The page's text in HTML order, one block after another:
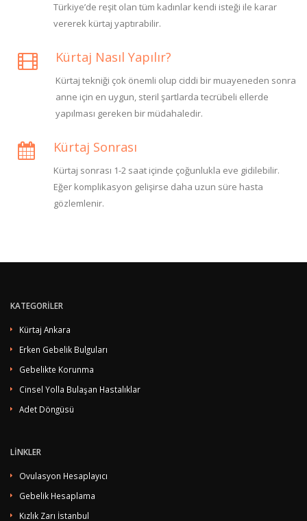
Türkiye’de reşit olan tüm kadınlar kendi isteği ile karar
vererek kürtaj yaptırabilir.
Kürtaj Nasıl Yapılır?
Kürtaj tekniği çok önemli olup ciddi bir muayeneden sonra
anne için en uygun, steril şartlarda tecrübeli ellerde
yapılması gereken bir müdahaledir.
Kürtaj Sonrası
Kürtaj sonrası 1-2 saat içinde çoğunlukla eve gidilebilir.
Eğer komplikasyon gelişirse daha uzun süre hasta
gözlemlenir.
KATEGORİLER
Kürtaj Ankara
Erken Gebelik Bulguları
Gebelikte Korunma
Cinsel Yolla Bulaşan Hastalıklar
Adet Döngüsü
LİNKLER
Ovulasyon Hesaplayıcı
Gebelik Hesaplama
Kızlık Zarı İstanbul